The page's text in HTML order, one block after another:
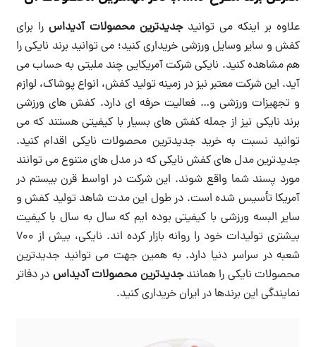
علاوه بر اینکه می توانیدجدیدترین محصولات آدیداس را برای
کفش و سایر وسایل ورزشی خریداری کنید؛ می توانید برند نایکی را
هم مشاهده کنید. نایکی شرکت آمریکایی چند ملیتی به حساب می
آید. این شرکت معتبر نیز در زمینه تولید کفش، انواع پوشاک، لوازم
و تجهیزات ورزشی و… فعالیت حرفه ای دارد. کفش های ورزشی
برند نایکی نیز از جمله کفش های بسیار با کیفیتی هستند که می
توانید نسبت به خرید جدیدترین محصولات نایکی اقدام کنید.
جدیدترین مدل های کفش نایکی که در مدل های متنوع می توانند
مورد پسند شما واقع شوند. این شرکت در اواسط قرن بیستم در
آمریکا تأسیس شده است. در طول این مدت شاهد تولید کفش و
سایر البسه ورزشی با کیفیتی بوده ایم که سال به سال با کیفیت
بیشتری تولیدات خود را روانه بازار کرده اند. نایکی، بیش از 700
شعبه در سراسر دنیا دارد. به همین جهت می توانید جدیدترین
محصولات نایکی را همانندجدیدترین محصولات آدیداس در دفاتر
نمایندگی این برندها در ایران خریداری کنید.